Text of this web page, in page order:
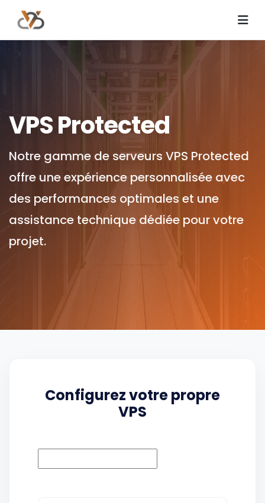
VPS Protected
Notre gamme de serveurs VPS Protected
offre une expérience personnalisée avec
des performances optimales et une
assistance technique dédiée pour votre
projet.
Configurez votre propre
VPS